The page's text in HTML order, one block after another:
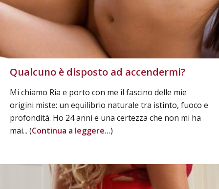
Qualcuno è disposto ad accendermi?
Mi chiamo Ria e porto con me il fascino delle mie
origini miste: un equilibrio naturale tra istinto, fuoco e
profondità. Ho 24 anni e una certezza che non mi ha
mai... (Continua a leggere...)